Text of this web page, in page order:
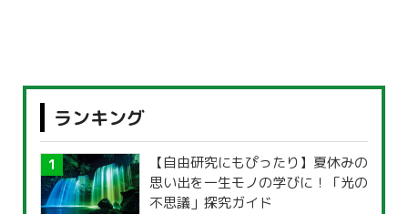
ランキング
【自由研究にもぴったり】夏休みの
思い出を一生モノの学びに！「光の
不思議」探究ガイド